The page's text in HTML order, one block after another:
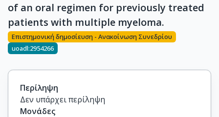
of an oral regimen for previously treated
patients with multiple myeloma.
Επιστημονική δημοσίευση - Ανακοίνωση Συνεδρίου
uoadl:2954266
Περίληψη
Δεν υπάρχει περίληψη
Μονάδες